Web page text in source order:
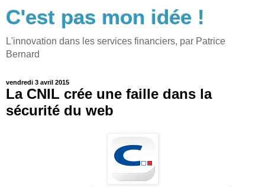
C'est pas mon idée !
L'innovation dans les services financiers, par Patrice
Bernard
vendredi 3 avril 2015
La CNIL crée une faille dans la
sécurité du web